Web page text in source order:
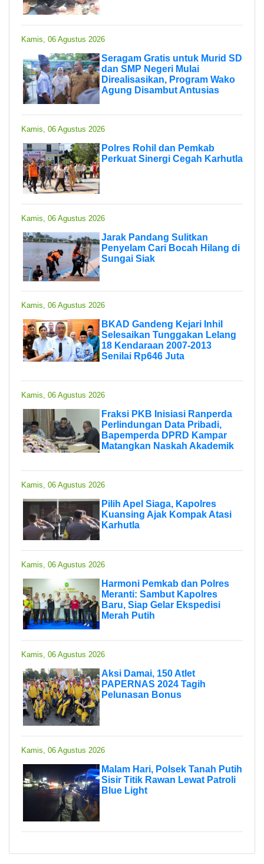
Kamis, 06 Agustus 2026
Seragam Gratis untuk Murid SD
dan SMP Negeri Mulai
Direalisasikan, Program Wako
Agung Disambut Antusias
Kamis, 06 Agustus 2026
Polres Rohil dan Pemkab
Perkuat Sinergi Cegah Karhutla
Kamis, 06 Agustus 2026
Jarak Pandang Sulitkan
Penyelam Cari Bocah Hilang di
Sungai Siak
Kamis, 06 Agustus 2026
BKAD Gandeng Kejari Inhil
Selesaikan Tunggakan Lelang
18 Kendaraan 2007-2013
Senilai Rp646 Juta
Kamis, 06 Agustus 2026
Fraksi PKB Inisiasi Ranperda
Perlindungan Data Pribadi,
Bapemperda DPRD Kampar
Matangkan Naskah Akademik
Kamis, 06 Agustus 2026
Pilih Apel Siaga, Kapolres
Kuansing Ajak Kompak Atasi
Karhutla
Kamis, 06 Agustus 2026
Harmoni Pemkab dan Polres
Meranti: Sambut Kapolres
Baru, Siap Gelar Ekspedisi
Merah Putih
Kamis, 06 Agustus 2026
Aksi Damai, 150 Atlet
PAPERNAS 2024 Tagih
Pelunasan Bonus
Kamis, 06 Agustus 2026
Malam Hari, Polsek Tanah Putih
Sisir Titik Rawan Lewat Patroli
Blue Light